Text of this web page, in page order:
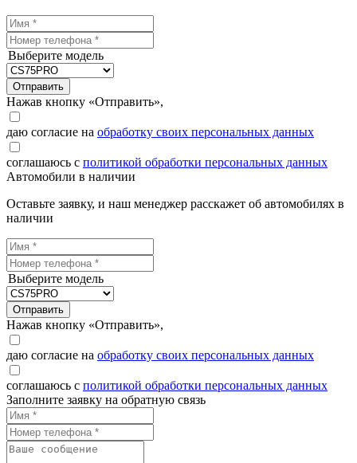
Выберите модель
Отправить
Нажав кнопку «Отправить»,
даю согласие на обработку своих персональных данных
соглашаюсь с политикой обработки персональных данных
Автомобили в наличии
Оставьте заявку, и наш менеджер расскажет об автомобилях в
наличии
Выберите модель
Отправить
Нажав кнопку «Отправить»,
даю согласие на обработку своих персональных данных
соглашаюсь с политикой обработки персональных данных
Заполните заявку на обратную связь